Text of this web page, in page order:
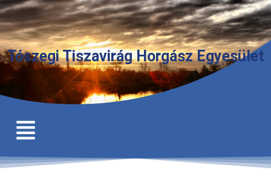
Tószegi Tiszavirág Horgász Egyesület